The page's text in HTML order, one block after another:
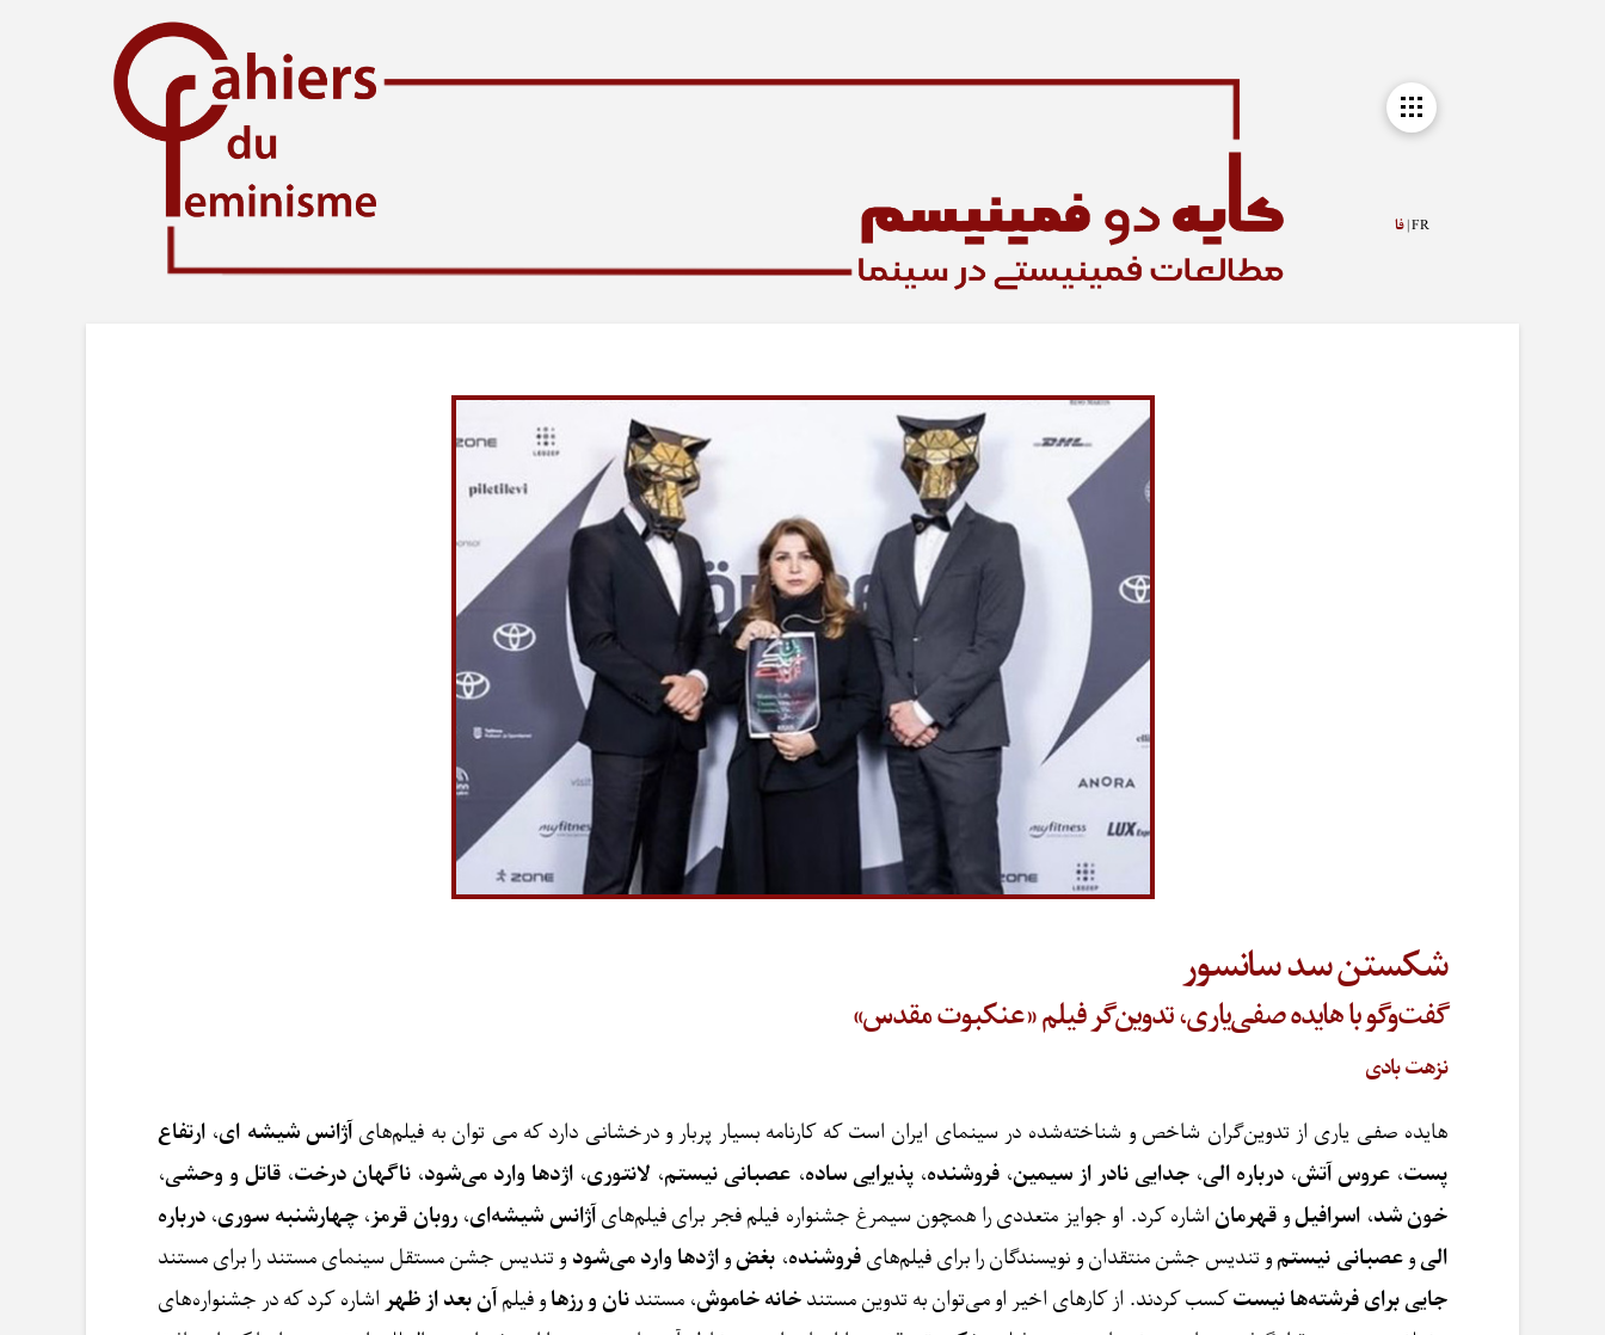
FR | فا
شکستن سد سانسور
گفت‌وگو با هایده صفی‌یاری، تدوین‌گر فیلم «عنکبوت مقدس»
نزهت بادی
هایده صفی یاری از تدوین‌گران شاخص و شناخته‌شده در سینمای ایران است که کارنامه بسیار پربار و درخشانی دارد که می توان به فیلم‌های آژانس شیشه ای، ارتفاع
پست،عروس آتش،درباره الی،جدایی نادر از سیمین،فروشنده،پذیرایی ساده، عصبانی نیستم، لانتوری، اژدها وارد می‌شود، ناگهان درخت، قاتل و وحشی،
خون شد، اسرافیلو قهرماناشاره کرد. او جوایز متعددی را همچون سیمرغ جشنواره فیلم فجر برای فیلم‌هایآژانس شیشه‌ای،روبان قرمز،چهارشنبه سوری، درباره
الی وعصبانی نیستم و تندیس جشن منتقدان و نویسندگان را برای فیلم‌هایفروشنده، بغضو اژدها وارد می‌شود و تندیس جشن مستقل سینمای مستند را برای مستند
جایی برای فرشته‌ها نیست کسب کردند. از کارهای اخیر او می‌توان به تدوین مستند خانه خاموش، مستند نان و رزها و فیلم آن بعد از ظهر اشاره کرد که در جشنواره‌های